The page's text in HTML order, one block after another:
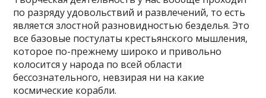
по разряду удовольствий и развлечений, то есть
является злостной разновидностью безделья. Это
все базовые постулаты крестьянского мышления,
которое по-прежнему широко и привольно
колосится у народа по всей области
бессознательного, невзирая ни на какие
космические корабли.